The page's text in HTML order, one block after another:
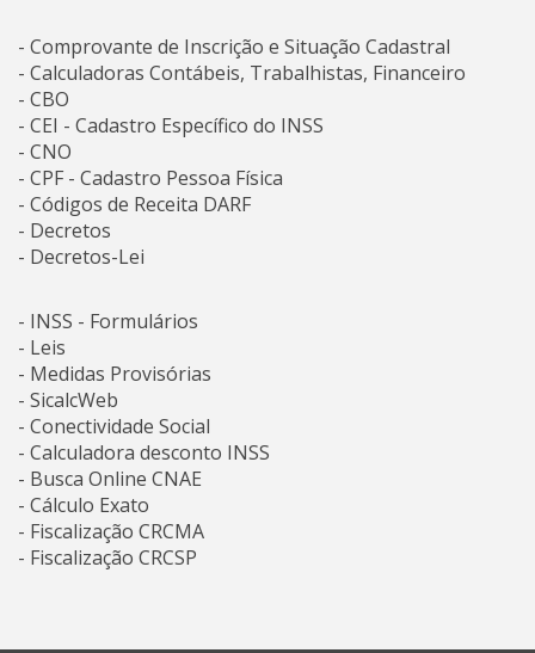
- Comprovante de Inscrição e Situação Cadastral
- Calculadoras Contábeis, Trabalhistas, Financeiro
- CBO
- CEI - Cadastro Específico do INSS
- CNO
- CPF - Cadastro Pessoa Física
- Códigos de Receita DARF
- Decretos
- Decretos-Lei
- INSS - Formulários
- Leis
- Medidas Provisórias
- SicalcWeb
- Conectividade Social
- Calculadora desconto INSS
- Busca Online CNAE
- Cálculo Exato
- Fiscalização CRCMA
- Fiscalização CRCSP